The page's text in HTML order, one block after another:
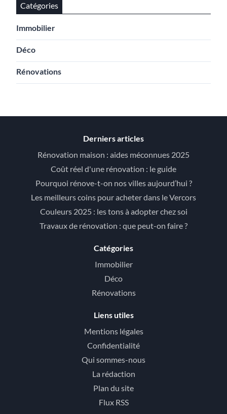
Catégories
Immobilier
Déco
Rénovations
Derniers articles
Rénovation maison : aides méconnues 2025
Coût réel d'une rénovation : le guide
Pourquoi rénove-t-on nos villes aujourd’hui ?
Les meilleurs coins pour acheter dans le Vercors
Couleurs 2025 : les tons à adopter chez soi
Travaux de rénovation : que peut-on faire ?
Catégories
Immobilier
Déco
Rénovations
Liens utiles
Mentions légales
Confidentialité
Qui sommes-nous
La rédaction
Plan du site
Flux RSS